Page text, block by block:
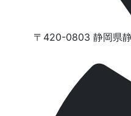
〒420-0803 静岡県